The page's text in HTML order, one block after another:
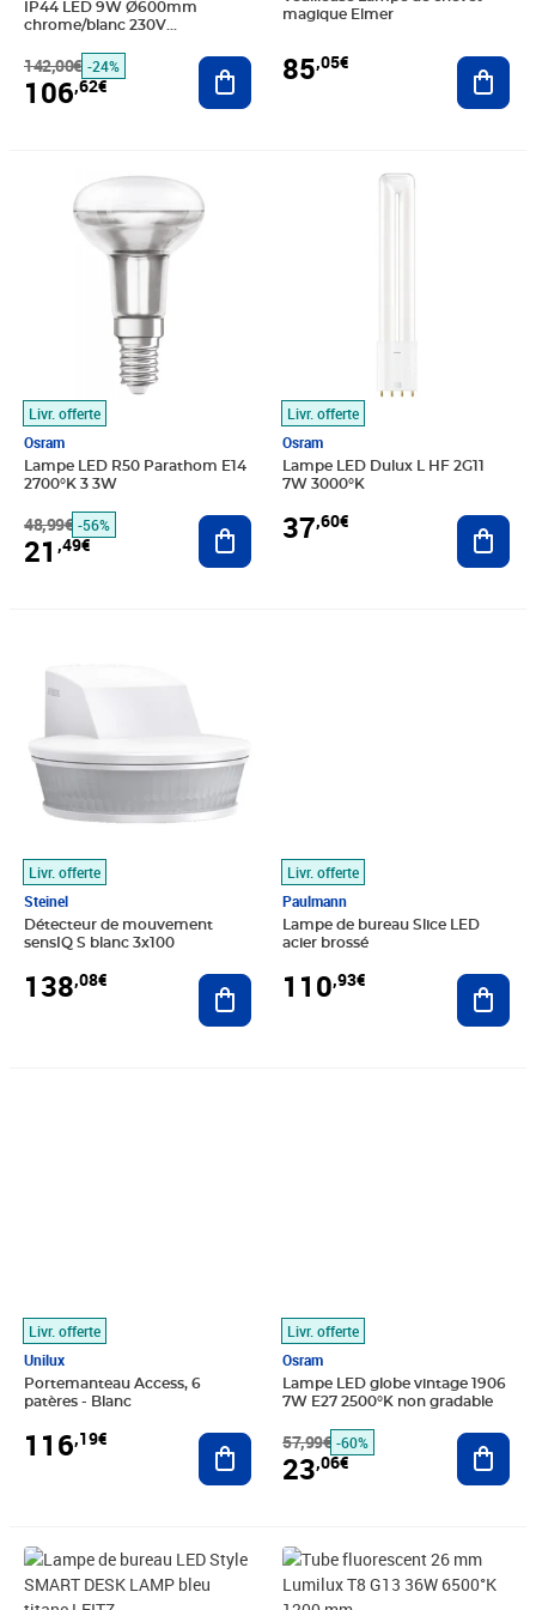
IP44 LED 9W Ø600mm
chrome/blanc 230V
142,00€ -24%
106,62€
Ajouter au panier
magique Elmer
85,05€
Livr. offerte
Osram
Lampe LED R50 Parathom E14
2700°K 3 3W
48,99€
Prix barré 48,99€
-56%
21 ,49€
Prix 21,49€
Ajouter au panier
Livr. offerte
Osram
Lampe LED Dulux L HF 2G11
7W 3000°K
37,60€
Livr. offerte
Steinel
Détecteur de mouvement
sensIQ S blanc 3x100
138,08€ Ajouter au panier
Livr. offerte
Paulmann
Lampe de bureau Slice LED
acier brossé
110,93€
Livr. offerte
Unilux
Portemanteau Access, 6
patères - Blanc
116,19€ Ajouter au panier
Livr. offerte
Osram
Lampe LED globe vintage 1906
7W E27 2500°K non gradable
57,99€ -60%
23,06€
Prix 410,80€ Prix 18,21€